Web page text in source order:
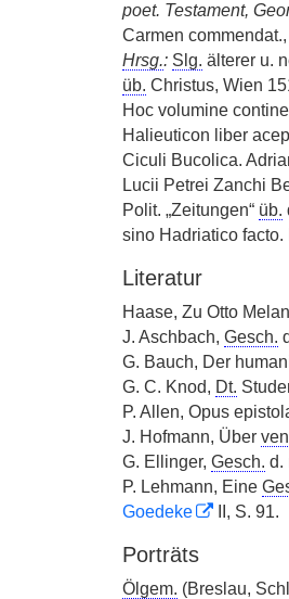
poet. Testament,
Carmen
Hrsg.: Slg. älterer u.
üb. Christus, Wien
Hoc volumine
Halieuticon liber
Ciculi Bucolica.
Lucii Petrei Zanchi
Polit. „Zeitungen“ üb.
sino Hadriatico facto.
Literatur
Haase, Zu Otto
J. Aschbach, Gesch.
G. Bauch, Der
G. C. Knod, Dt.
P. Allen, Opus
J. Hofmann, Über
G. Ellinger, Gesch. d.
P. Lehmann, Eine
Goedeke
II, S. 91.
Porträts
Ölgem. (Breslau,